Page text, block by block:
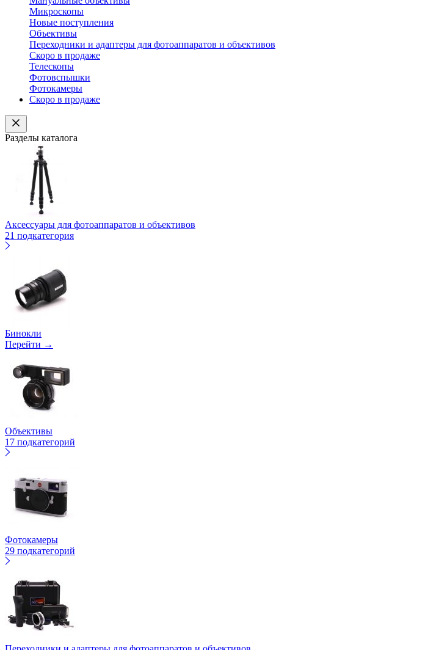
Микроскопы
Новые поступления
Объективы
Переходники и адаптеры для фотоаппаратов и объективов
Скоро в продаже
Телескопы
Фотовспышки
Фотокамеры
Скоро в продаже
Разделы каталога
Аксессуары для фотоаппаратов и объективов
21 подкатегория
Бинокли
Перейти →
Объективы
17 подкатегорий
Фотокамеры
29 подкатегорий